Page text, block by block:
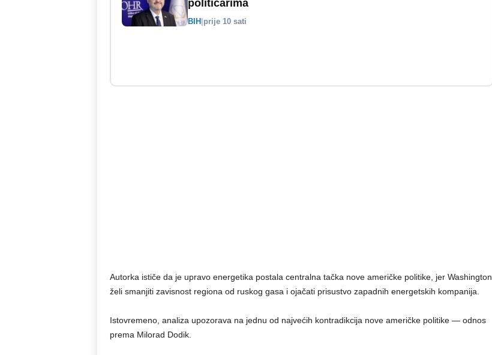
političarima
BIH prije 10 sati
Autorka ističe da je upravo energetika postala centralna tačka nove američke politike, jer Washington
želi smanjiti zavisnost regiona od ruskog gasa i ojačati prisustvo zapadnih energetskih kompanija.
Istovremeno, analiza upozorava na jednu od najvećih kontradikcija nove američke politike — odnos
prema Milorad Dodik.